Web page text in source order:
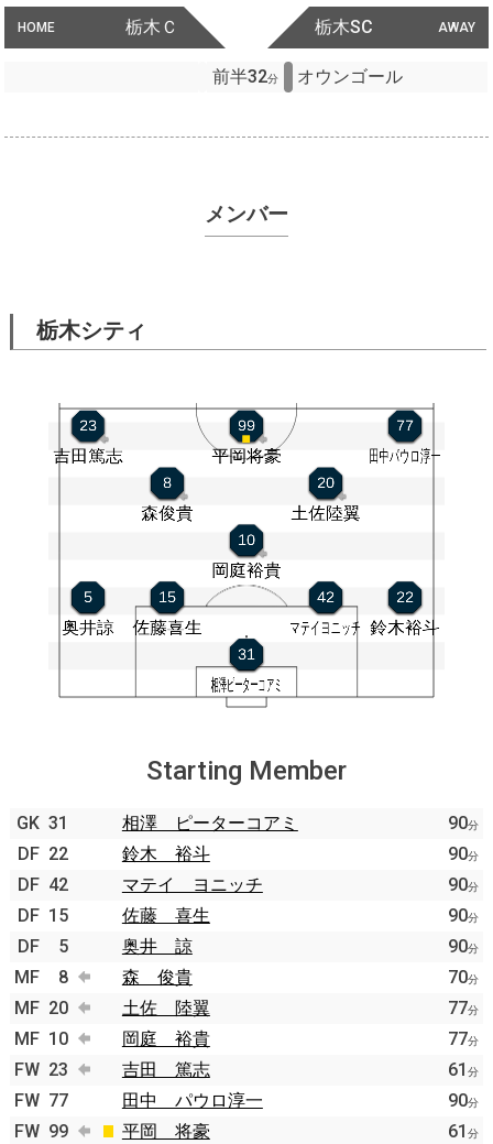
HOME 栃木Ｃ AWAY
栃木SC
前半32分 オウンゴール
メンバー
栃木シティ
Starting Member
GK 31 相澤 ピーターコアミ 90分
DF 22 鈴木 裕斗 90分
DF 42 マテイ ヨニッチ 90分
DF 15 佐藤 喜生 90分
DF 5 奥井 諒 90分
MF 8 森 俊貴 70分
MF 20 土佐 陸翼 77分
MF 10 岡庭 裕貴 77分
FW 23 吉田 篤志 61 分
FW 77 田中 パウロ淳一 90分
FW 99 平岡 将豪 61 分